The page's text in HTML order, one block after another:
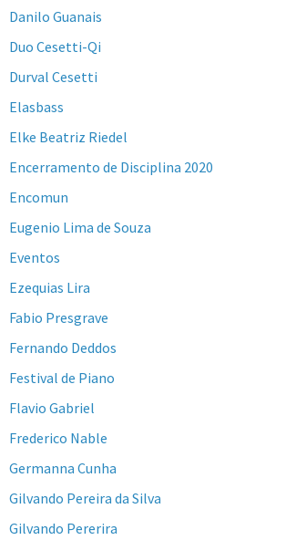
Danilo Guanais
Duo Cesetti-Qi
Durval Cesetti
Elasbass
Elke Beatriz Riedel
Encerramento de Disciplina 2020
Encomun
Eugenio Lima de Souza
Eventos
Ezequias Lira
Fabio Presgrave
Fernando Deddos
Festival de Piano
Flavio Gabriel
Frederico Nable
Germanna Cunha
Gilvando Pereira da Silva
Gilvando Pererira